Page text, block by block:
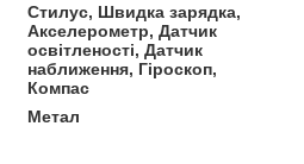
Стилус, Швидка зарядка,
Акселерометр, Датчик
освітленості, Датчик
наближення, Гіроскоп,
Компас
Метал